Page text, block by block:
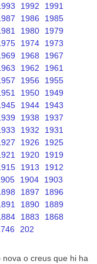
1992
1991
1986
1985
1980
1979
1974
1973
1968
1967
1962
1961
1956
1955
1950
1949
1944
1943
1938
1937
1932
1931
1926
1925
1920
1919
1913
1912
1904
1903
1897
1896
1890
1889
1883
1868
202
o creus que hi ha